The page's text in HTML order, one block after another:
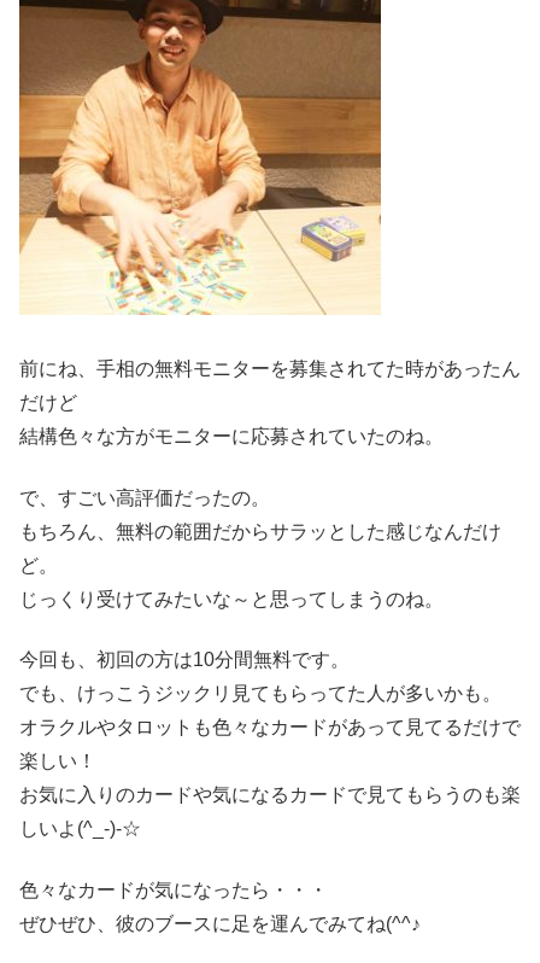
前にね、手相の無料モニターを募集されてた時があったん
だけど
結構色々な方がモニターに応募されていたのね。
で、すごい高評価だったの。
もちろん、無料の範囲だからサラッとした感じなんだけ
ど。
じっくり受けてみたいな～と思ってしまうのね。
今回も、初回の方は10分間無料です。
でも、けっこうジックリ見てもらってた人が多いかも。
オラクルやタロットも色々なカードがあって見てるだけで
楽しい！
お気に入りのカードや気になるカードで見てもらうのも楽
しいよ(^_-)-☆
色々なカードが気になったら・・・
ぜひぜひ、彼のブースに足を運んでみてね(^^♪